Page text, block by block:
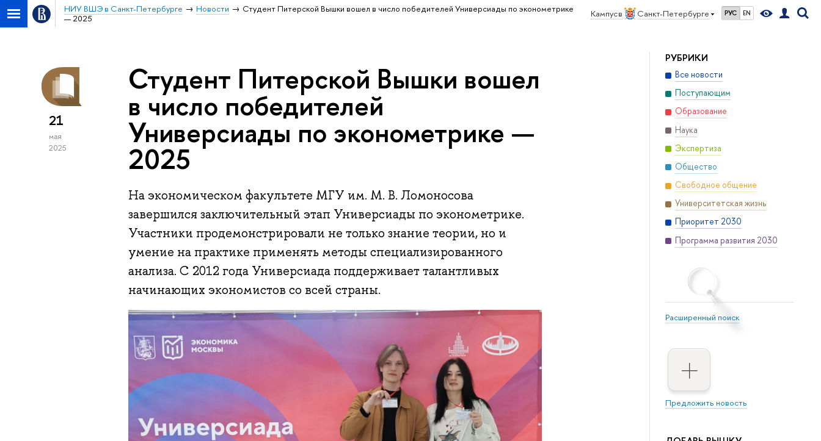
Кампус в Санкт-Петербурге РУС EN
НИУ ВШЭ в Санкт-Петербурге Новости
Студент Питерской Вышки вошел в число победителей Универсиады по эконометрике
— 2025
РУБРИКИ
Все новости
Поступающим
Образование
Наука
Экспертиза
Общество
Свободное общение
Университетская жизнь
Приоритет 2030
Программа развития 2030
Расширенный поиск
Предложить новость
21
мая
2025
Студент Питерской Вышки вошел
в число победителей
Универсиады по эконометрике —
2025
На экономическом факультете МГУ им. М. В. Ломоносова
завершился заключительный этап Универсиады по эконометрике.
Участники продемонстрировали не только знание теории, но и
умение на практике применять методы специализированного
анализа. С 2012 года Универсиада поддерживает талантливых
начинающих экономистов со всей страны.